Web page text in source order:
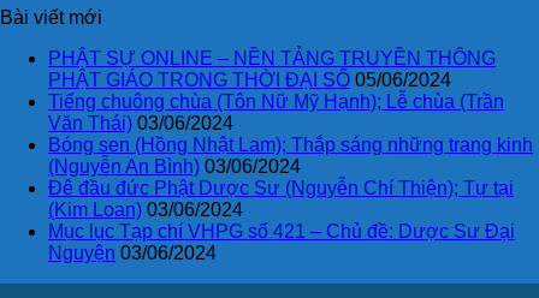
Bài viết mới
PHẬT SỰ ONLINE – NỀN TẢNG TRUYỀN THÔNG
PHẬT GIÁO TRONG THỜI ĐẠI SỐ 05/06/2024
Tiếng chuông chùa (Tôn Nữ Mỹ Hạnh); Lễ chùa (Trần
Văn Thái) 03/06/2024
Bóng sen (Hồng Nhật Lam); Thắp sáng những trang kinh
(Nguyễn An Bình) 03/06/2024
Đê đầu đức Phật Dược Sư (Nguyễn Chí Thiện); Tự tại
(Kim Loan) 03/06/2024
Mục lục Tạp chí VHPG số 421 – Chủ đề: Dược Sư Đại
Nguyện 03/06/2024